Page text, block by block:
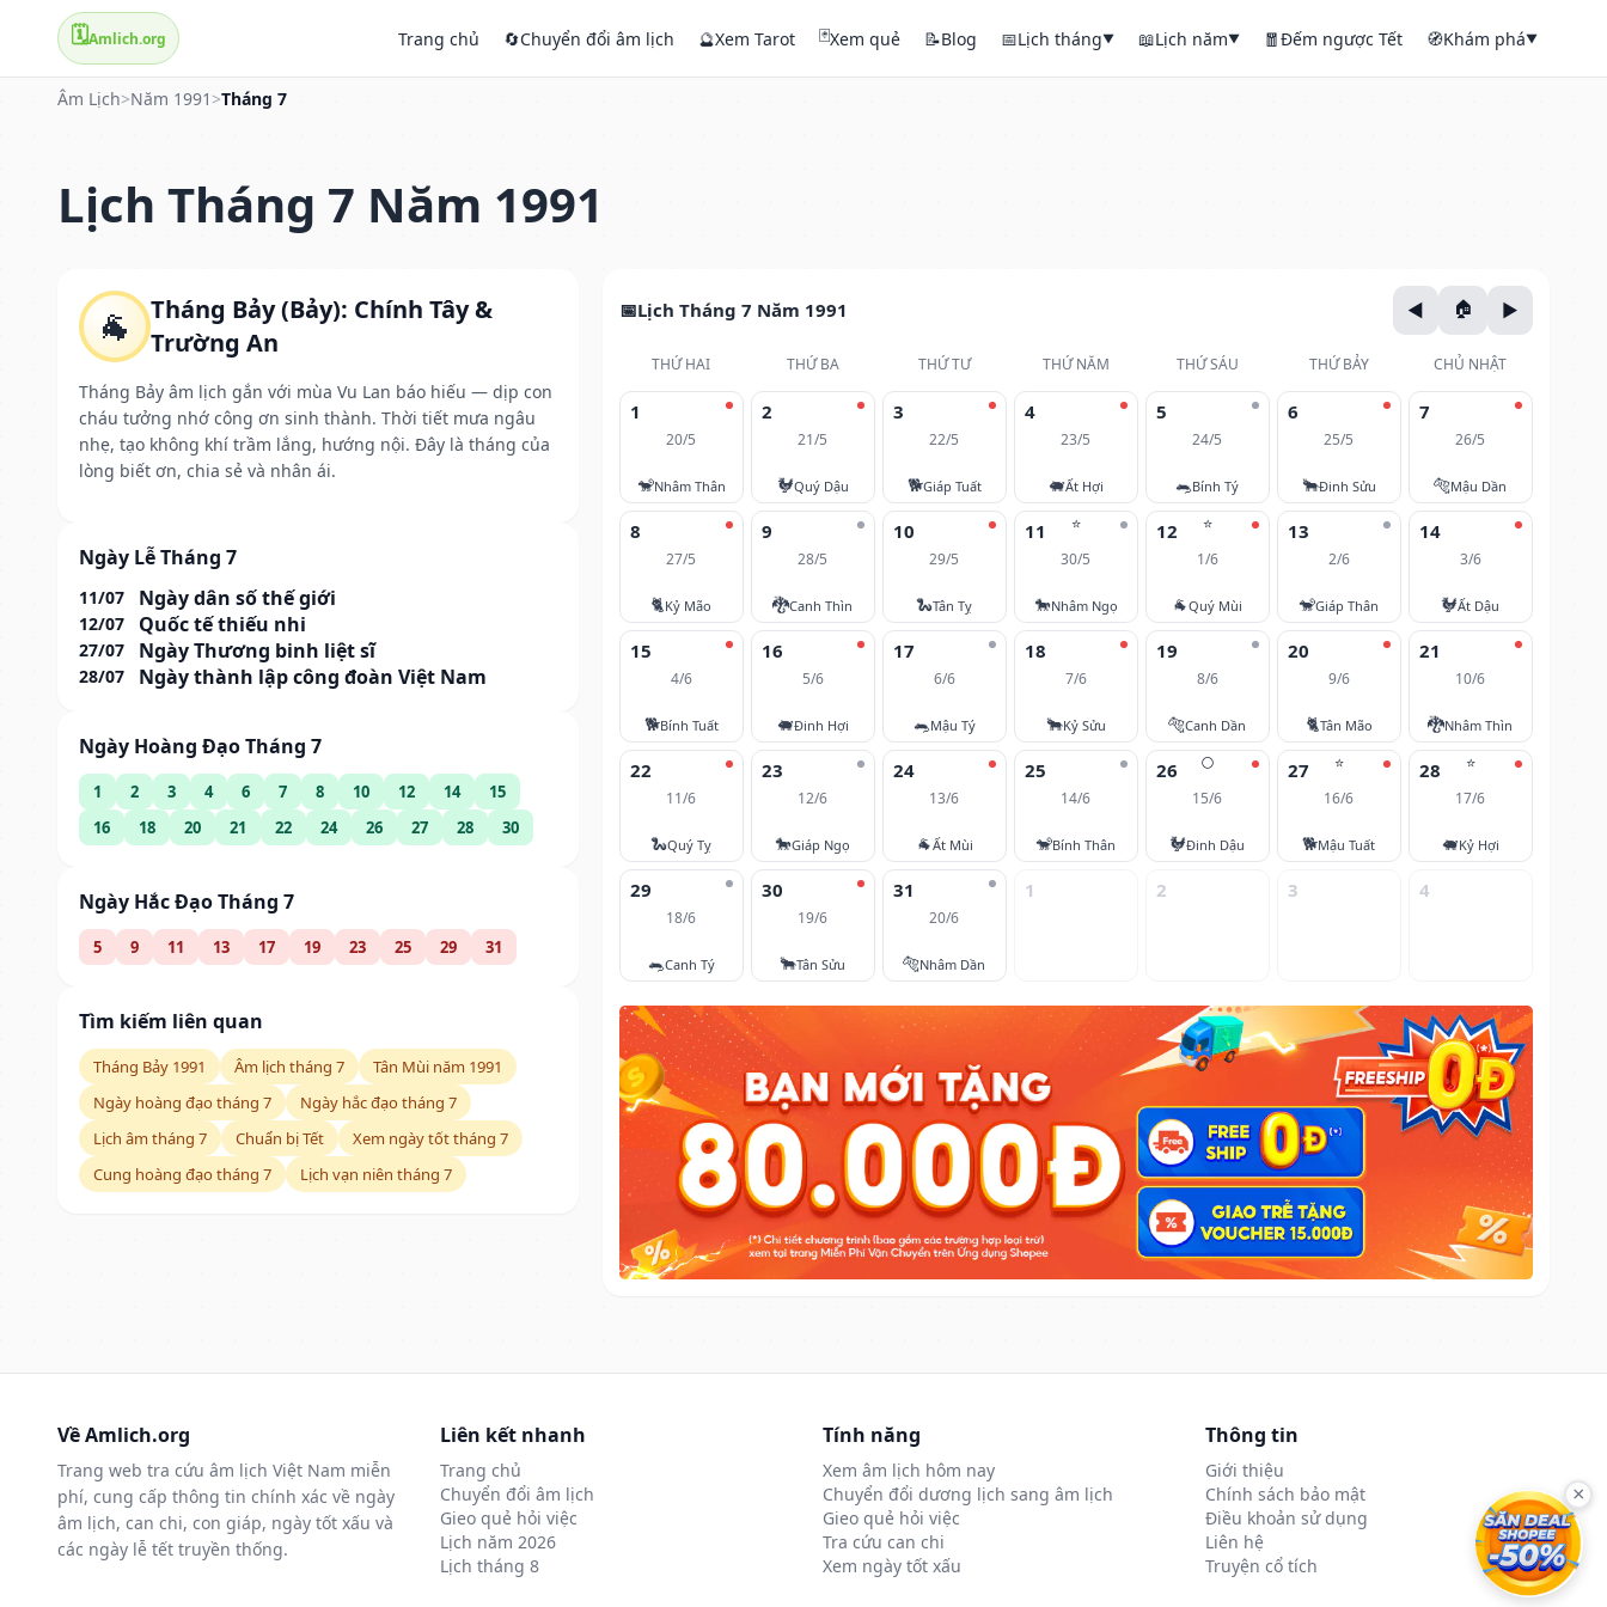
🗓️Amlich.org Trang chủ 🔄Chuyển đổi âm lịch 🔮Xem Tarot 🃏Xem quẻ 📝Blog 📅Lịch tháng▼ 📖Lịch năm▼ 🧧Đếm ngược Tết 🧭Khám phá▼
Âm Lịch>Năm 1991 >Tháng 7
Lịch Tháng 7 Năm 1991
🐐
Tháng Bảy (Bảy): Chính Tây &
Trường An
Tháng Bảy âm lịch gắn với mùa Vu Lan báo hiếu — dịp con
cháu tưởng nhớ công ơn sinh thành. Thời tiết mưa ngâu
nhẹ, tạo không khí trầm lắng, hướng nội. Đây là tháng của
lòng biết ơn, chia sẻ và nhân ái.
Ngày Lễ Tháng 7
11/07 Ngày dân số thế giới
12/07 Quốc tế thiếu nhi
27/07 Ngày Thương binh liệt sĩ
28/07 Ngày thành lập công đoàn Việt Nam
Ngày Hoàng Đạo Tháng 7
1 2 3 4 6 7 8 10 12 14
15
16
18 20 21 22 24 26 27 28 30
Ngày Hắc Đạo Tháng 7
5 9 11 13 17 19 23 25 29 31
Tìm kiếm liên quan
Tháng Bảy 1991 Âm lịch tháng 7
Tân Mùi năm 1991
Ngày hoàng đạo tháng 7
Ngày hắc đạo tháng 7
Lịch âm tháng 7
Chuẩn bị Tết
Xem ngày tốt tháng 7
Cung hoàng đạo tháng 7
Lịch vạn niên tháng 7
Lịch Tháng 7 Năm 1991
THỨ HAI THỨ BA THỨ TƯ THỨ NĂM THỨ SÁU THỨ BẢY CHỦ NHẬT
1
20/5
🐒Nhâm Thân
2
21/5
🐓Quý Dậu
3
22/5
🐕Giáp Tuất
4
23/5
🐖Ất Hợi
5
24/5
🐀Bính Tý
6
25/5
🐂Đinh Sửu
7
26/5
🐅Mậu Dần
8
27/5
🐈Kỷ Mão
9
28/5
🐉Canh Thìn
10
29/5
🐍Tân Tỵ
⭐
11
30/5
🐎Nhâm Ngọ
⭐
12
1/6
🐐Quý Mùi
13
2/6
🐒Giáp Thân
14
3/6
🐓Ất Dậu
15
4/6
🐕Bính Tuất
16
5/6
🐖Đinh Hợi
17
6/6
🐀Mậu Tý
18
7/6
🐂Kỷ Sửu
19
8/6
🐅Canh Dần
20
9/6
🐈Tân Mão
21
10/6
🐉Nhâm Thìn
22
11/6
🐍Quý Tỵ
23
12/6
🐎Giáp Ngọ
24
13/6
🐐Ất Mùi
25
14/6
🐒Bính Thân
🌕
26
15/6
🐓Đinh Dậu
⭐
27
16/6
🐕Mậu Tuất
⭐
28
17/6
🐖Kỷ Hợi
29
18/6
🐀Canh Tý
30
19/6
🐂Tân Sửu
31
20/6
🐅Nhâm Dần
1 2 3 4
Về Amlich.org
Trang web tra cứu âm lịch Việt Nam miễn
phí, cung cấp thông tin chính xác về ngày
âm lịch, can chi, con giáp, ngày tốt xấu và
các ngày lễ tết truyền thống.
Liên kết nhanh
Trang chủ
Chuyển đổi âm lịch
Gieo quẻ hỏi việc
Lịch năm 2026
Lịch tháng 8
Tính năng
Xem âm lịch hôm nay
Chuyển đổi dương lịch sang âm lịch
Gieo quẻ hỏi việc
Tra cứu can chi
Xem ngày tốt xấu
Thông tin
Giới thiệu
Chính sách bảo mật
Điều khoản sử dụng
Liên hệ
Truyện cổ tích
×